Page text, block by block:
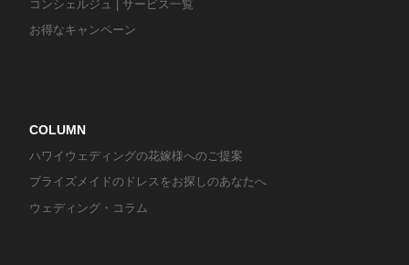
コンシェルジュ | サービス一覧
お得なキャンペーン
COLUMN
ハワイウェディングの花嫁様へのご提案
ブライズメイドのドレスをお探しのあなたへ
ウェディング・コラム